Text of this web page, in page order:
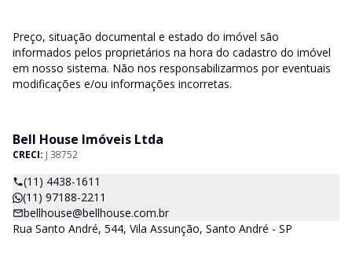
Preço, situação documental e estado do imóvel são
informados pelos proprietários na hora do cadastro do imóvel
em nosso sistema. Não nos responsabilizarmos por eventuais
modificações e/ou informações incorretas.
Bell House Imóveis Ltda
CRECI: J 38752
(11) 4438-1611
(11) 97188-2211
bellhouse@bellhouse.com.br
Rua Santo André, 544, Vila Assunção, Santo André - SP